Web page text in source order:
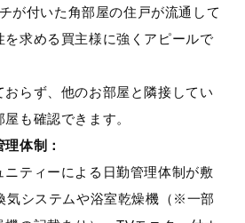
が付いた角部屋の住戸が流通して
を求める買主様に強くアピールで
おらず、他のお部屋と隣接してい
も確認できます。
体制：
ニティーによる日勤管理体制が敷
気システムや浴室乾燥機（※一部